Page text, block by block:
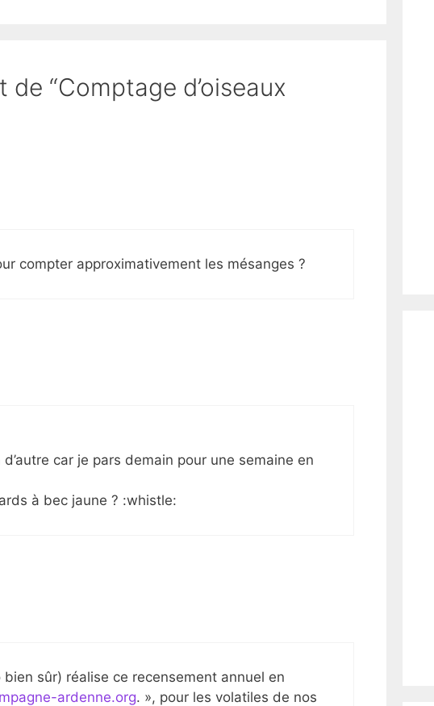
“Comptage d’oiseaux
compter approximativement les mésanges ?
car je pars demain pour une semaine en
à bec jaune ? :whistle:
sûr) réalise ce recensement annuel en
ardenne.org. », pour les volatiles de nos